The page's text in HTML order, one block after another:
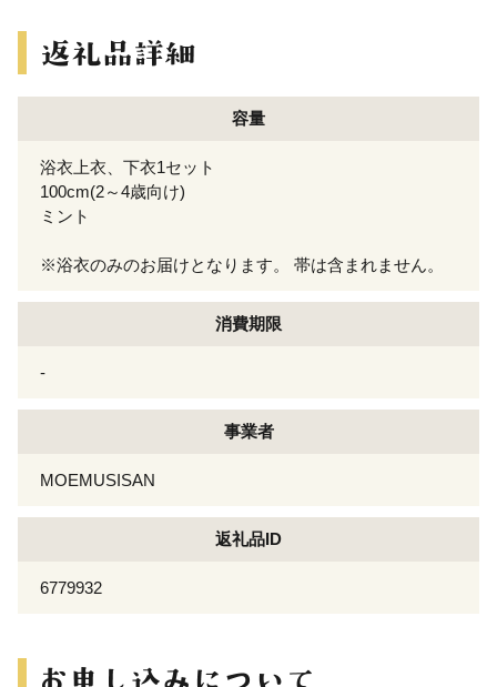
容量
浴衣上衣、下衣1セット
100cm(2～4歳向け)
ミント
※浴衣のみのお届けとなります。 帯は含まれません。
消費期限
-
事業者
MOEMUSISAN
返礼品ID
6779932